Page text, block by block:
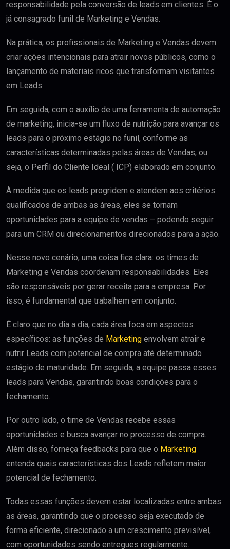
responsabilidade pela conversão de leads em clientes. É o
já consagrado funil de Marketing e Vendas.
Na prática, os profissionais de Marketing e Vendas devem
criar ações intencionais para atrair novos públicos, como o
lançamento de materiais ricos que transformam visitantes
em Leads.
Em seguida, com o auxílio de uma ferramenta de automação
de marketing, inicia-se um fluxo de nutrição para avançar os
leads para o próximo estágio no funil, conforme as
características determinadas pelas áreas de Vendas, ou
seja, o Perfil do Cliente Ideal ( ICP) elaborado em conjunto.
À medida que os leads progridem e atendem aos critérios
qualificados de ambas as áreas, eles se tornam
oportunidades para a equipe de vendas – podendo seguir
para um CRM ou direcionamentos direcionados para a ação.
Nesse novo cenário, uma coisa fica clara: os times de
Marketing e Vendas coordenam responsabilidades. Eles
são responsáveis por gerar receita para a empresa. Por
isso, é fundamental que trabalhem em conjunto.
É claro que no dia a dia, cada área foca em aspectos
específicos: as funções de Marketing envolvem atrair e
nutrir Leads com potencial de compra até determinado
estágio de maturidade. Em seguida, a equipe passa esses
leads para Vendas, garantindo boas condições para o
fechamento.
Por outro lado, o time de Vendas recebe essas
oportunidades e busca avançar no processo de compra.
Além disso, forneça feedbacks para que o Marketing
entenda quais características dos Leads refletem maior
potencial de fechamento.
Todas essas funções devem estar localizadas entre ambas
as áreas, garantindo que o processo seja executado de
forma eficiente, direcionado a um crescimento previsível,
com oportunidades sendo entregues regularmente.